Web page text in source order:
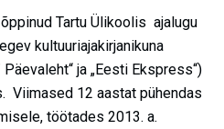
Tartu Ülikoolis ajalugu
kultuuriajakirjanikuna
ja „Eesti Ekspress“)
Viimased 12 aastat pühendas
töötades 2013. a.